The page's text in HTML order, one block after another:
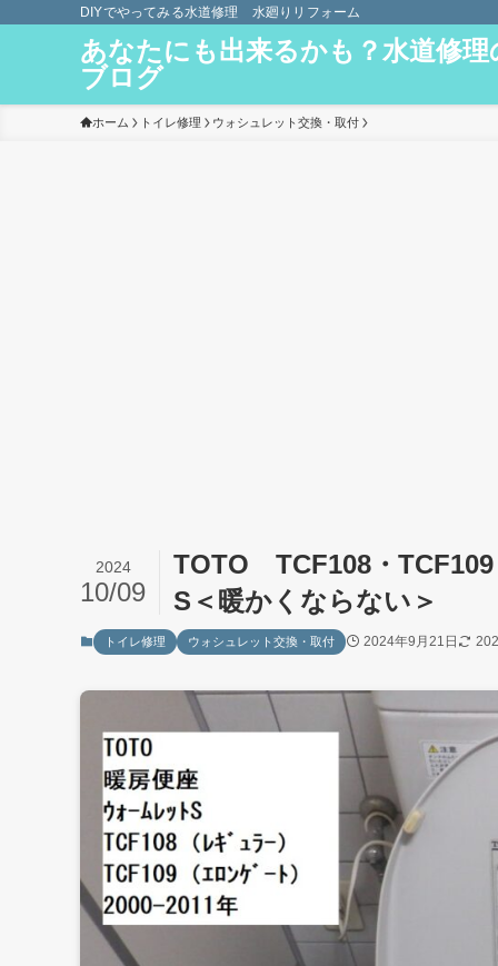
DIYでやってみる水道修理 水廻りリフォーム
あなたにも出来るかも？水道修理
ブログ
ホーム トイレ修理 ウォシュレット交換・取付
TOTO TCF108・
S＜暖かくならない＞
2024
10/09
トイレ修理 ウォシュレット交換・取付 2024年9月21日